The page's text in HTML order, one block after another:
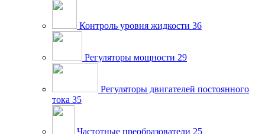
Контроль уровня жидкости 36
Регуляторы мощности 29
Регуляторы двигателей постоянного
тока 35
Частотные преобразователи 25